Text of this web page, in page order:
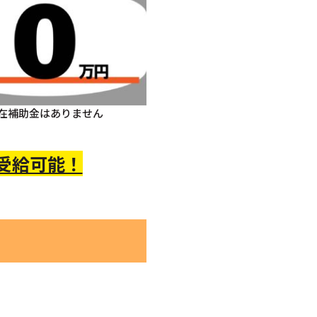
補助金はありません
給可能！